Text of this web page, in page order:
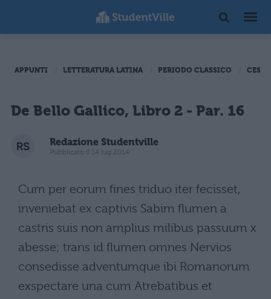
APPUNTI LETTERATURA LATINA PERIODO CLASSICO
De Bello Gallico, Libro 2 - Par. 16
Redazione Studentville
Pubblicato il 14 lug 2014
Cum per eorum fines triduo iter fecisset,
inveniebat ex captivis Sabim flumen a
castris suis non amplius milibus passuum x
abesse; trans id flumen omnes Nervios
consedisse adventumque ibi Romanorum
exspectare una cum Atrebatibus et